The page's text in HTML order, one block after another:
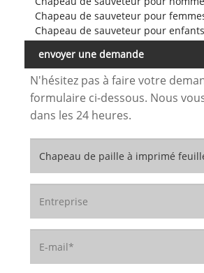
Chapeau de sauveteur pour
Chapeau de sauveteur pour enfants
envoyer une demande
N'hésitez pas à faire votre
formulaire ci-dessous. Nous
dans les 24 heures.